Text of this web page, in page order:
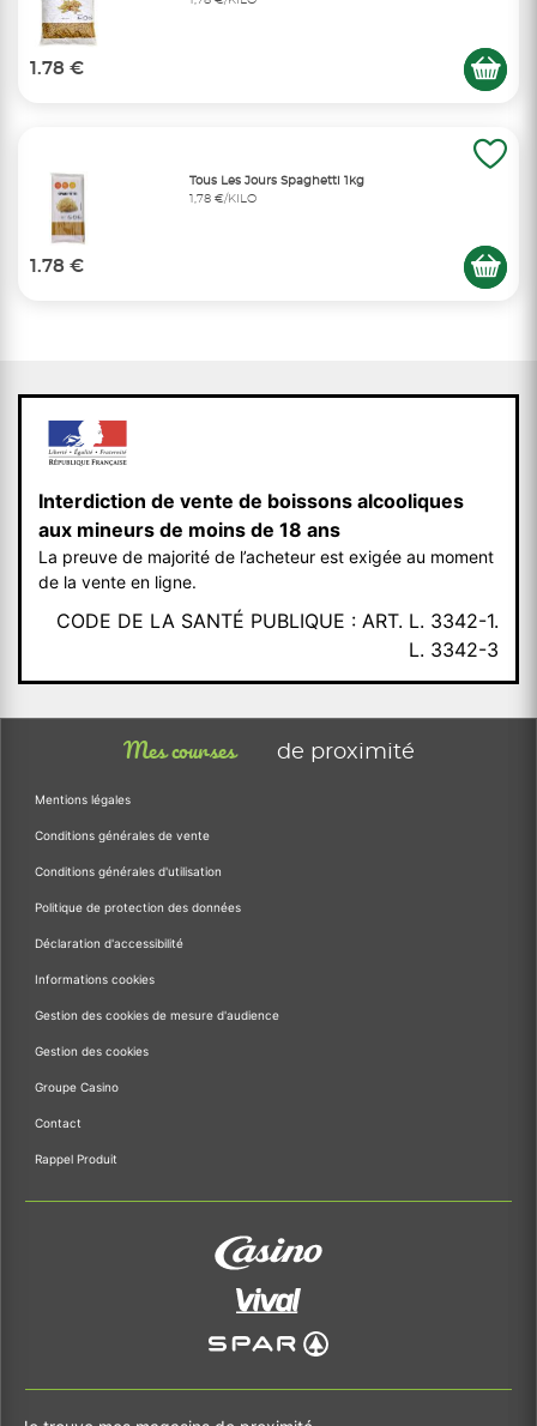
1.78 €
Tous Les Jours Spaghetti 1kg
1,78 €/KILO
1.78 €
Interdiction de vente de boissons alcooliques
aux mineurs de moins de 18 ans
La preuve de majorité de l’acheteur est exigée au moment
de la vente en ligne.
CODE DE LA SANTÉ PUBLIQUE : ART. L. 3342-1.
L. 3342-3
Mes courses de proximité
Mentions légales
Conditions générales de vente
Conditions générales d'utilisation
Politique de protection des données
Déclaration d'accessibilité
Informations cookies
Gestion des cookies de mesure d'audience
Gestion des cookies
Groupe Casino
Contact
Rappel Produit